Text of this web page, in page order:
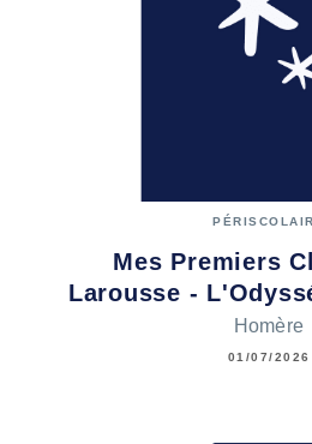
Mes Premiers
Larousse -
Homère
01/07/2026